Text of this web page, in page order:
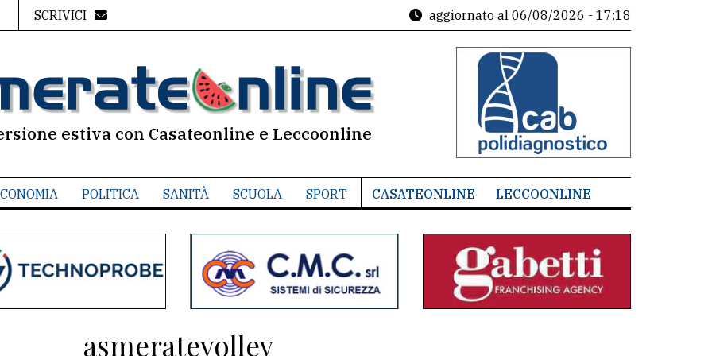
SCRIVICI aggiornato al 06/08/2026 - 17:18
estiva con Casateonline e Leccoonline
POLITICA SANITÀ SCUOLA SPORT CASATEONLINE LECCOONLINE
asmeratevolley